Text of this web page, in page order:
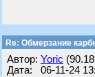
Re: Обмерзание
Автор: Yoric
Дата: 06-11-24